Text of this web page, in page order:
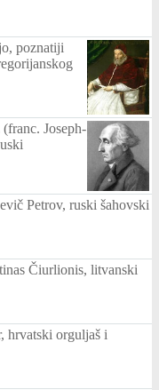
poznatiji
Joseph-
Petrov, ruski šahovski
Čiurlionis, litvanski
hrvatski orguljaš i